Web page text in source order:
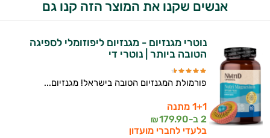
אנשים שקנו את המוצר הזה קנו גם
נוטרי מגנזיום - מגנזיום ליפוזומלי לספיגה
הטובה ביותר | נוטרי די
פורמולת המגנזיום הטובה בישראל! מגנזיום...
1+1 מתנה
2 ב-
179.90
₪
בלעדי לחברי מועדון